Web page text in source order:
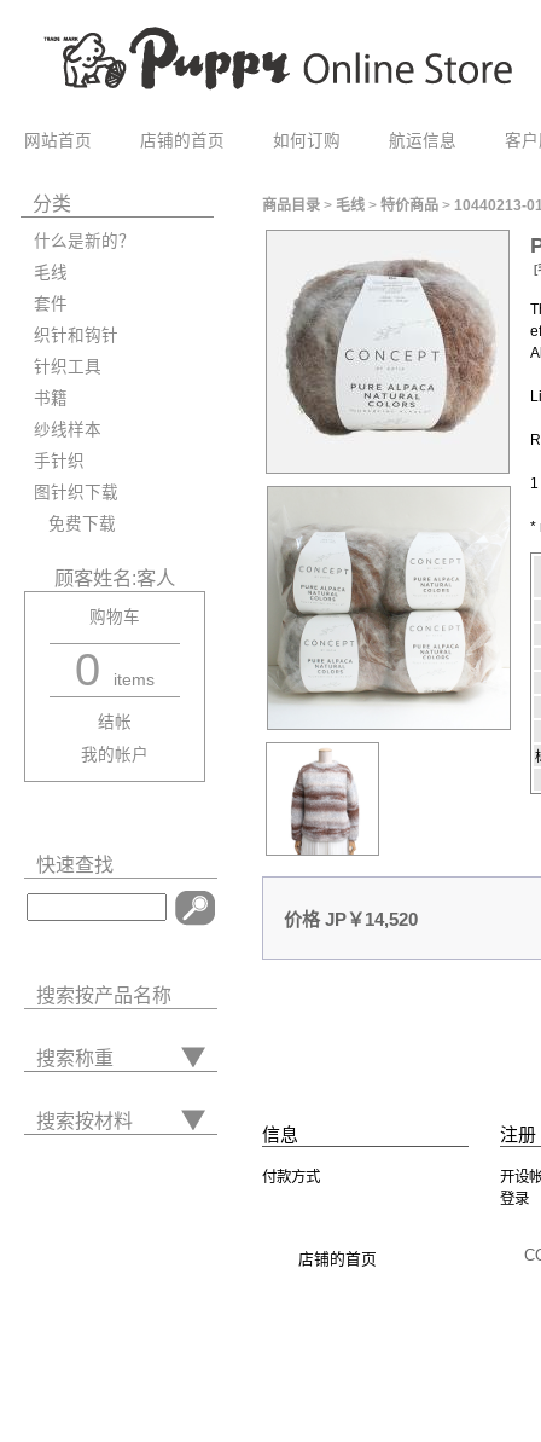
网站首页 店铺的首页 如何订购 航运信息 客
分类
什么是新的？
毛线
套件
织针和钩针
针织工具
书籍
纱线样本
手针织
图针织下载
免费下载
顾客姓名:客人
购物车
0 items
结帐
我的帐户
快速查找
搜索按产品名称
搜索称重
搜索按材料
商品目录 > 毛线 > 特价商品 > 10440213-
[
*
价格 JP￥14,520
信息
付款方式
注册
开设
登录
店铺的首页